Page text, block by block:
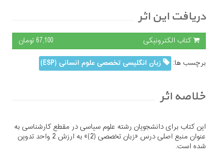
دریافت این اثر
کتاب الکترونیکی
67,100 تومان
برچسب ها:
زبان انگلیسی تخصصی علوم انسانی (ESP)
خلاصه اثر
این کتاب برای دانشجویان رشته علوم سیاسی در مقطع کارشناسی به
عنوان منبع اصلی درس «زبان تخصصی (2)» به ارزش 2 واحد تدوین
شده است.